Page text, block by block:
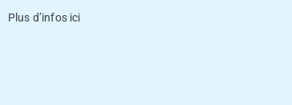
Plus d’infos ici